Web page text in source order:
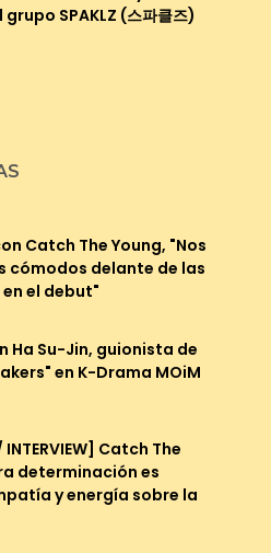
SPAKLZ (스파클즈)
Catch The Young, "Nos
cómodos delante de las
el debut"
Ha Su-Jin, guionista de
en K-Drama MOiM
INTERVIEW] Catch The
determinación es
y energía sobre la